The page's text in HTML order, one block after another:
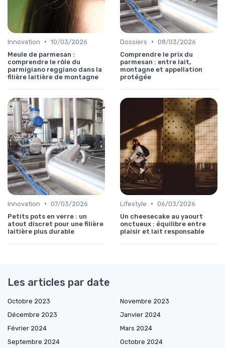
Innovation • 10/03/2026
Meule de parmesan :
comprendre le rôle du
parmigiano reggiano dans la
filière laitière de montagne
Dossiers • 08/03/2026
Comprendre le prix du
parmesan : entre lait,
montagne et appellation
protégée
Innovation • 07/03/2026
Petits pots en verre : un
atout discret pour une filière
laitière plus durable
Lifestyle • 06/03/2026
Un cheesecake au yaourt
onctueux : équilibre entre
plaisir et lait responsable
Les articles par date
Octobre 2023
Novembre 2023
Décembre 2023
Janvier 2024
Février 2024
Mars 2024
Septembre 2024
Octobre 2024